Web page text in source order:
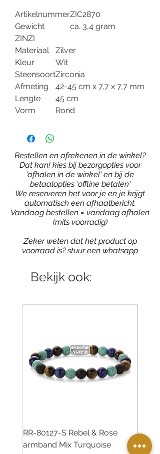
ArtikelnummerZIC2870
Gewicht
ca. 3,4 gram
ZINZI
Materiaal
Zilver
Kleur
Wit
SteensoortZirconia
Afmeting
42-45 cm x 7,7 x 7,7 mm
Lengte
45 cm
Vorm
Rond
Bestellen en afrekenen in de winkel?
Dat kan! kies bij bezorgopties voor
'afhalen in de winkel' en bij de
betaalopties 'offline betalen'
We reserveren het voor je en je krijgt
automatisch een afhaalbericht.
Vandaag bestellen = vandaag afhalen
(mits voorradig)
Zeker weten dat het product op
voorraad is?stuur een whatsapp
Bekijk ook:
RR-80127-S Rebel & Rose
armband Mix Turquoise
RR-